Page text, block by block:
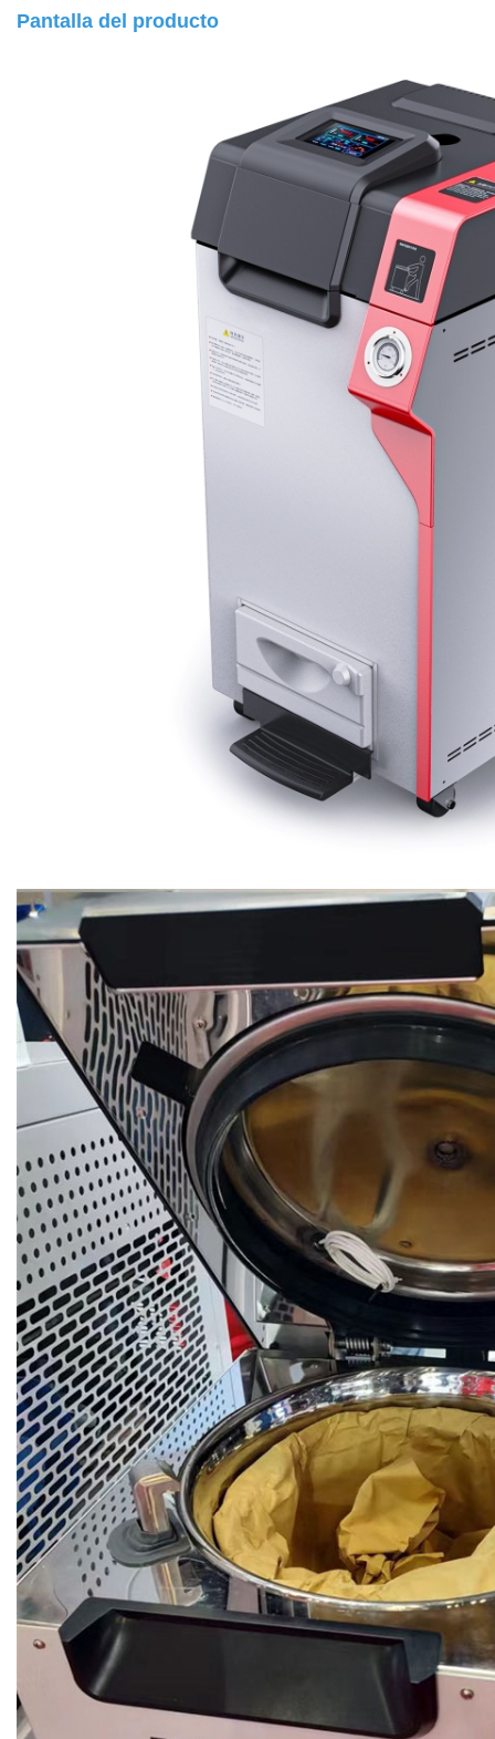
Pantalla del producto